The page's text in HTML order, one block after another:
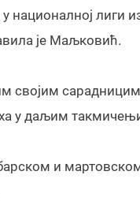
лиги
је Маљковић.
својим
у даљим
и